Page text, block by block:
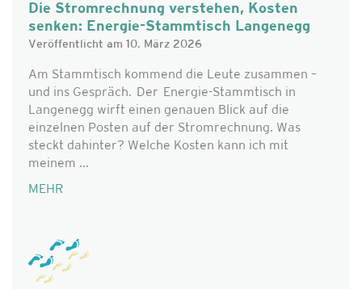
Die Stromrechnung verstehen, Kosten
senken: Energie-Stammtisch Langenegg
Veröffentlicht am 10. März 2026
Am Stammtisch kommend die Leute zusammen –
und ins Gespräch. Der Energie-Stammtisch in
Langenegg wirft einen genauen Blick auf die
einzelnen Posten auf der Stromrechnung. Was
steckt dahinter? Welche Kosten kann ich mit
meinem ...
MEHR